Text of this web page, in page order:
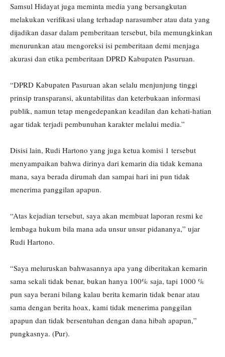
Samsul Hidayat juga meminta media yang bersangkutan
melakukan verifikasi ulang terhadap narasumber atau data yang
dijadikan dasar dalam pemberitaan tersebut, bila memungkinkan
menurunkan atau mengoreksi isi pemberitaan demi menjaga
akurasi dan etika pemberitaan DPRD Kabupaten Pasuruan.
“DPRD Kabupaten Pasuruan akan selalu menjunjung tinggi
prinsip transparansi, akuntabilitas dan keterbukaan informasi
publik, namun tetap mengedepankan keadilan dan kehati-hatian
agar tidak terjadi pembunuhan karakter melalui media.”
Disisi lain, Rudi Hartono yang juga ketua komisi 1 tersebut
menyampaikan bahwa dirinya dari kemarin dia tidak kemana
mana, saya berada dirumah dan sampai hari ini pun tidak
menerima panggilan apapun.
“Atas kejadian tersebut, saya akan membuat laporan resmi ke
lembaga hukum bila mana ada unsur unsur pidananya,” ujar
Rudi Hartono.
“Saya meluruskan bahwasannya apa yang diberitakan kemarin
sama sekali tidak benar, bukan hanya 100% saja, tapi 1000 %
pun saya berani bilang kalau berita kemarin tidak benar atau
sama dengan berita hoax, kami tidak menerima panggilan
apapun dan tidak bersentuhan dengan dana hibah apapun,”
pungkasnya. (Pur).